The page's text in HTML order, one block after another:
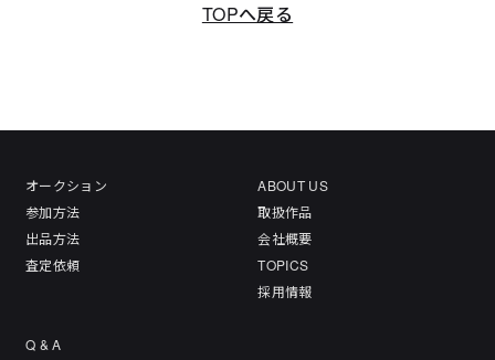
TOPへ戻る
オークション
参加方法
出品方法
査定依頼
ABOUT US
取扱作品
会社概要
TOPICS
採用情報
Q & A